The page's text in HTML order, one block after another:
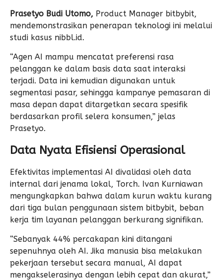
Prasetyo Budi Utomo, Product Manager bitbybit,
mendemonstrasikan penerapan teknologi ini melalui
studi kasus nibbl.id.
“Agen AI mampu mencatat preferensi rasa
pelanggan ke dalam basis data saat interaksi
terjadi. Data ini kemudian digunakan untuk
segmentasi pasar, sehingga kampanye pemasaran di
masa depan dapat ditargetkan secara spesifik
berdasarkan profil selera konsumen,” jelas
Prasetyo.
Data Nyata Efisiensi Operasional
Efektivitas implementasi AI divalidasi oleh data
internal dari jenama lokal, Torch. Ivan Kurniawan
mengungkapkan bahwa dalam kurun waktu kurang
dari tiga bulan penggunaan sistem bitbybit, beban
kerja tim layanan pelanggan berkurang signifikan.
“Sebanyak 44% percakapan kini ditangani
sepenuhnya oleh AI. Jika manusia bisa melakukan
pekerjaan tersebut secara manual, AI dapat
mengakselerasinya dengan lebih cepat dan akurat,”